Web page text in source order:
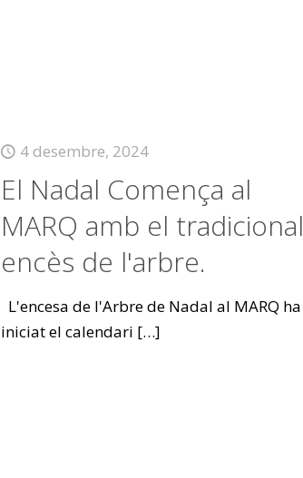
4 desembre, 2024
El Nadal Comença al
MARQ amb el tradicional
encès de l'arbre.
L'encesa de l'Arbre de Nadal al MARQ ha
iniciat el calendari […]